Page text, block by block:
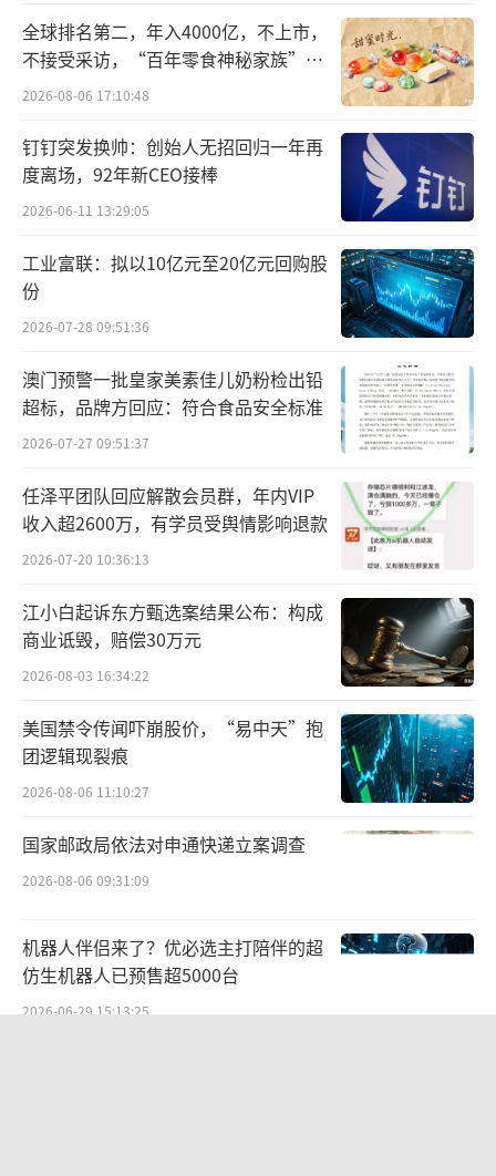
福特汽车将以挂号信等形式通知相关用
户，并通过授权进口车经销商，免费为召回范
围内车辆重新配置车身控制模块参数，以消除
安全隐患。
（原标题：
丰田、宝马等车企宣布召回，
辑：zx0280）
全球排名第二，年入4000亿，不上市，
不接受采访，“百年零食神秘家族”浮
出水面？
2026-08-06 17:10:48
钉钉突发换帅：创始人无招回归一年再
度离场，92年新CEO接棒
2026-06-11 13:29:05
工业富联：拟以10亿元至20亿元回购股
份
2026-07-28 09:51:36
澳门预警一批皇家美素佳儿奶粉检出铅
超标，品牌方回应：符合食品安全标准
2026-07-27 09:51:37
任泽平团队回应解散会员群，年内VIP
收入超2600万，有学员受舆情影响退款
2026-07-20 10:36:13
江小白起诉东方甄选案结果公布：构成
商业诋毁，赔偿30万元
2026-08-03 16:34:22
美国禁令传闻吓崩股价，“易中天”抱
团逻辑现裂痕
2026-08-06 11:10:27
国家邮政局依法对申通快递立案调查
2026-08-06 09:31:09
机器人伴侣来了？优必选主打陪伴的超
仿生机器人已预售超5000台
2026-06-29 15:13:25